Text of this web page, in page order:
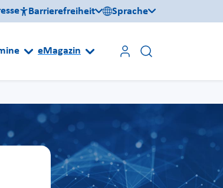
Barrierefreiheit Sprache
eMagazin